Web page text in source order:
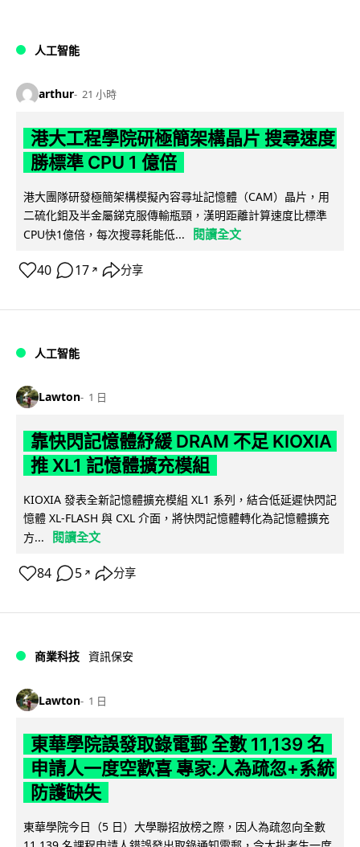
人工智能
arthur 21 小時
港大工程學院研極簡架構晶片 搜尋速度
勝標準 CPU 1 億倍
港大團隊研發極簡架構模擬內容尋址記憶體（CAM）晶片，用
二硫化鉬及半金屬銻克服傳輸瓶頸，漢明距離計算速度比標準
CPU快1億倍，每次搜尋耗能低...
閱讀全文
40 17 ↗ 分享
人工智能
Lawton 1 日
靠快閃記憶體紓緩 DRAM 不足 KIOXIA
推 XL1 記憶體擴充模組
KIOXIA 發表全新記憶體擴充模組 XL1 系列，結合低延遲快閃記
憶體 XL-FLASH 與 CXL 介面，將快閃記憶體轉化為記憶體擴充
方...
閱讀全文
84 5 ↗ 分享
商業科技 資訊保安
Lawton 1 日
東華學院誤發取錄電郵 全數 11,139 名
申請人一度空歡喜 專家:人為疏忽+系統
防護缺失
東華學院今日（5 日）大學聯招放榜之際，因人為疏忽向全數